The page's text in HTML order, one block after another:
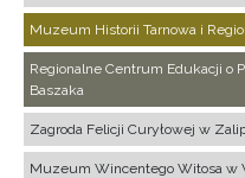
Muzeum Historii Tarnowa i
Regionalne Centrum Edukacji o
Baszaka
Zagroda Felicji Curyłowej w
Muzeum Wincentego Witosa w